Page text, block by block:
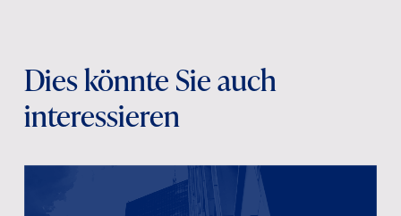
Dies könnte Sie auch
interessieren